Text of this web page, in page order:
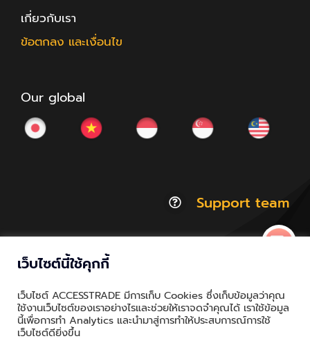
เกี่ยวกับเรา
ข้อตกลง และเงื่อนไข
Our global
Support team
Thailand.a | All Rights Reserved
Privacy & Policy | Cookie Policy
เว็บไซต์นี้ใช้คุกกี้
เว็บไซต์ ACCESSTRADE มีการเก็บ Cookies ซึ่งเก็บข้อมูลว่าคุณ
ใช้งานเว็บไซต์ของเราอย่างไรและช่วยให้เราจดจำคุณได้ เราใช้ข้อมูล
นี้เพื่อการทำ Analytics และนำมาสู่การทำให้ประสบการณ์การใช้
เว็บไซต์ดียิ่งขึ้น